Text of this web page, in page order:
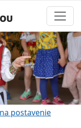
postavenie